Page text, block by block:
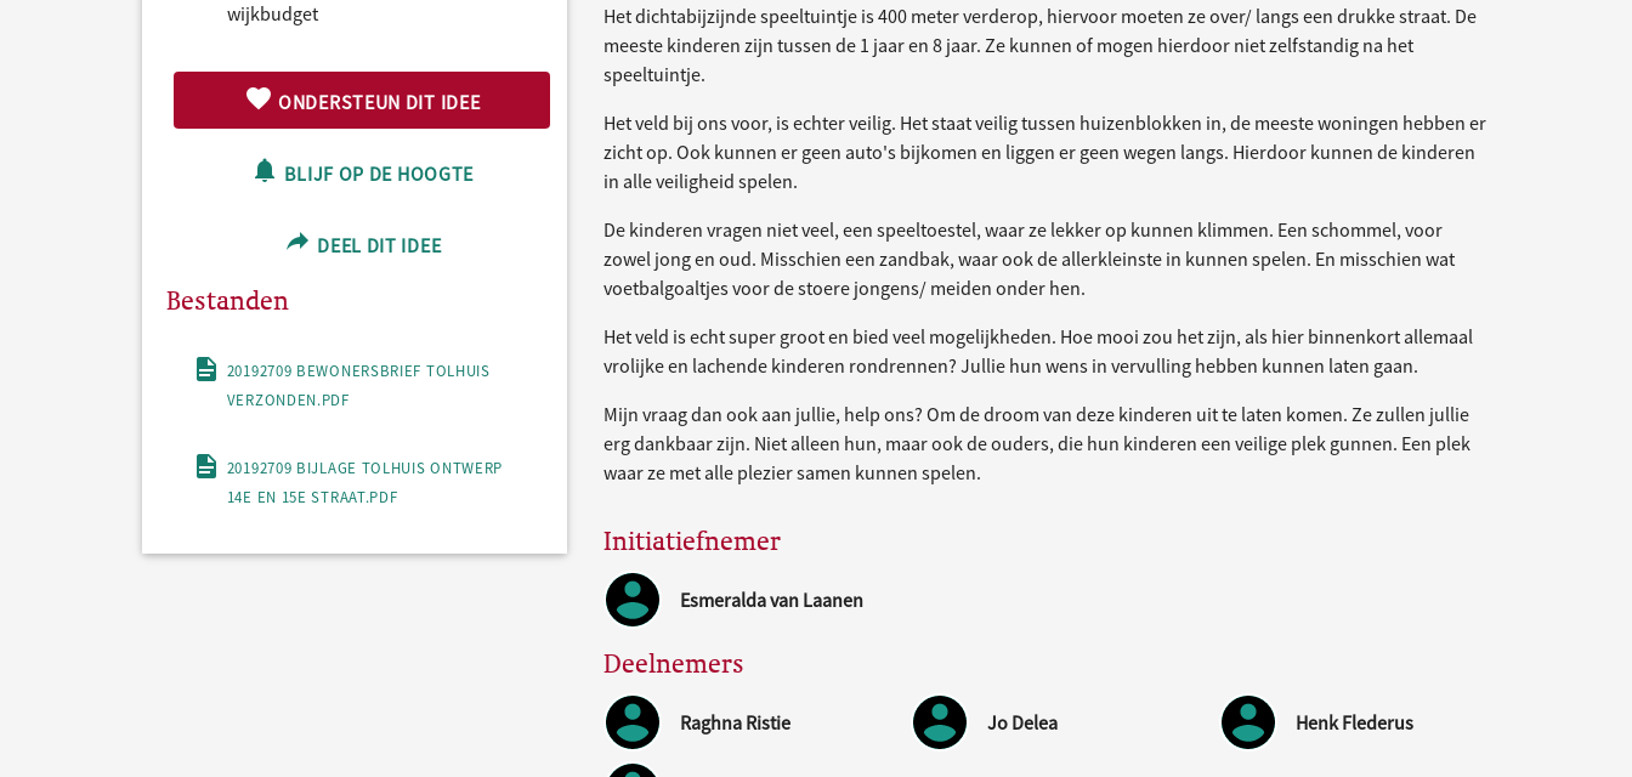
wijkbudget
ONDERSTEUN DIT IDEE
BLIJF OP DE HOOGTE
DEEL DIT IDEE
Bestanden
20192709 BEWONERSBRIEF TOLHUIS
VERZONDEN.PDF
20192709 BIJLAGE TOLHUIS ONTWERP
14E EN 15E STRAAT.PDF
Het dichtabijzijnde speeltuintje is 400 meter verderop, hiervoor moeten ze over/ langs een drukke straat. De
meeste kinderen zijn tussen de 1 jaar en 8 jaar. Ze kunnen of mogen hierdoor niet zelfstandig na het
speeltuintje.
Het veld bij ons voor, is echter veilig. Het staat veilig tussen huizenblokken in, de meeste woningen hebben er
zicht op. Ook kunnen er geen auto's bijkomen en liggen er geen wegen langs. Hierdoor kunnen de kinderen
in alle veiligheid spelen.
De kinderen vragen niet veel, een speeltoestel, waar ze lekker op kunnen klimmen. Een schommel, voor
zowel jong en oud. Misschien een zandbak, waar ook de allerkleinste in kunnen spelen. En misschien wat
voetbalgoaltjes voor de stoere jongens/ meiden onder hen.
Het veld is echt super groot en bied veel mogelijkheden. Hoe mooi zou het zijn, als hier binnenkort allemaal
vrolijke en lachende kinderen rondrennen? Jullie hun wens in vervulling hebben kunnen laten gaan.
Mijn vraag dan ook aan jullie, help ons? Om de droom van deze kinderen uit te laten komen. Ze zullen jullie
erg dankbaar zijn. Niet alleen hun, maar ook de ouders, die hun kinderen een veilige plek gunnen. Een plek
waar ze met alle plezier samen kunnen spelen.
Initiatiefnemer
Esmeralda van Laanen
Deelnemers
Raghna Ristie Jo Delea Henk Flederus